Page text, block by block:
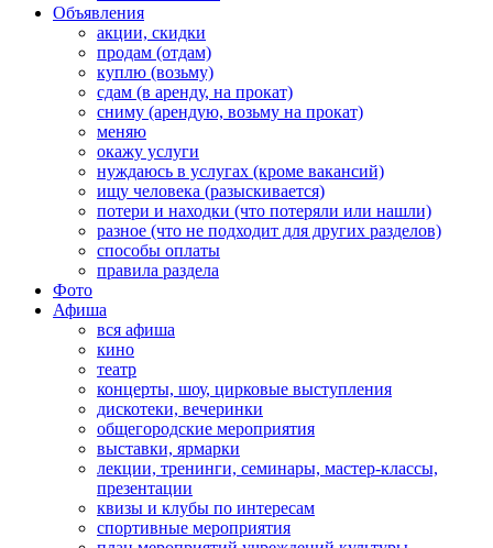
Объявления
акции, скидки
продам (отдам)
куплю (возьму)
сдам (в аренду, на прокат)
сниму (арендую, возьму на прокат)
меняю
окажу услуги
нуждаюсь в услугах (кроме вакансий)
ищу человека (разыскивается)
потери и находки (что потеряли или нашли)
разное (что не подходит для других разделов)
способы оплаты
правила раздела
Фото
Афиша
вся афиша
кино
театр
концерты, шоу, цирковые выступления
дискотеки, вечеринки
общегородские мероприятия
выставки, ярмарки
лекции, тренинги, семинары, мастер-классы,
презентации
квизы и клубы по интересам
спортивные мероприятия